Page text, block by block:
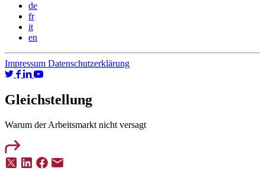
de
fr
it
en
Impressum Datenschutzerklärung
Gleichstellung
Warum der Arbeitsmarkt nicht versagt